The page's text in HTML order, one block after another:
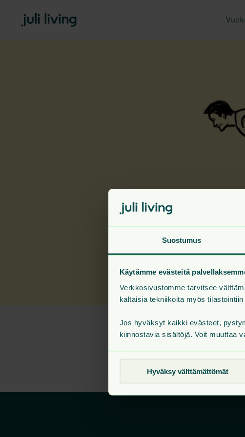
Suostumus
Käytämme evästeitä
Verkkosivustomme tarvitsee
kaltaisia tekniikoita myös
Jos hyväksyt kaikki evästeet,
kiinnostavia sisältöjä. Voit muuttaa
Hyväksy välttämättömät
Etsimääsi sivua ei